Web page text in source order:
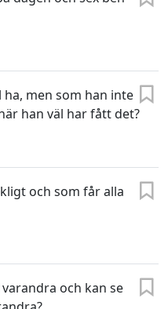
men som han inte
han väl har fått det?
och som får alla
och kan se